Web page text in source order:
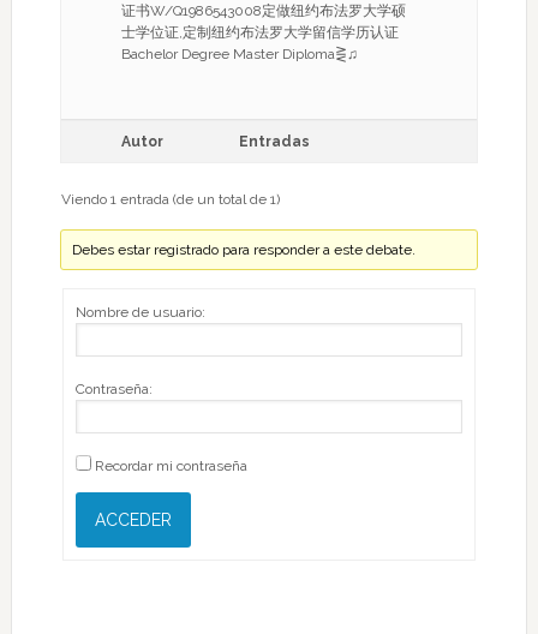
证书W/Q1986543008定做纽约布法罗大学硕
士学位证,定制纽约布法罗大学留信学历认证
Bachelor Degree Master Diploma⋛♫
Autor Entradas
Viendo 1 entrada (de un total de 1)
Debes estar registrado para responder a este debate.
Nombre de usuario:
Contraseña:
Recordar mi contraseña
ACCEDER